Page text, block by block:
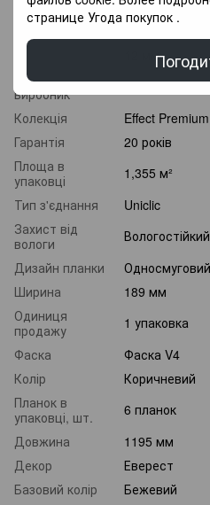
странице Угода покупок .
Клас
33 клас
12 мм
Країна
виробник
Туреччина
Колекція
Effect Premium
Гарантія
20 років
Площа в
упаковці
1,355 м²
Тип з'єднання
Uniclic
Захист від
вологи
Вологостійкий
Дизайн планки
Односмуговий
Ширина
189 мм
Одиниця
продажу
1 упаковка
Фаска
Фаска V4
Колір
Коричневий
Планок в
упаковці, шт.
6 планок
Довжина
1195 мм
Декор
Еверест
Базовий колір
Бежевий